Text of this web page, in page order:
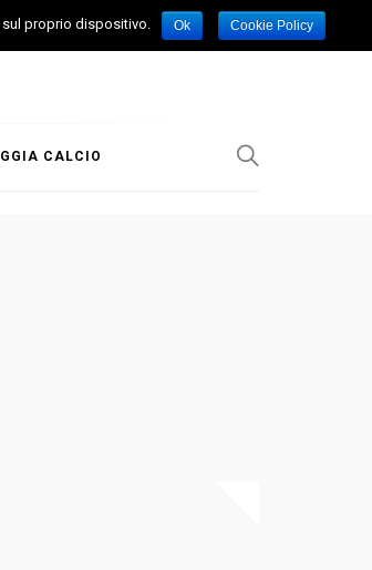
CALCIO
sul proprio dispositivo. Ok Cookie Policy